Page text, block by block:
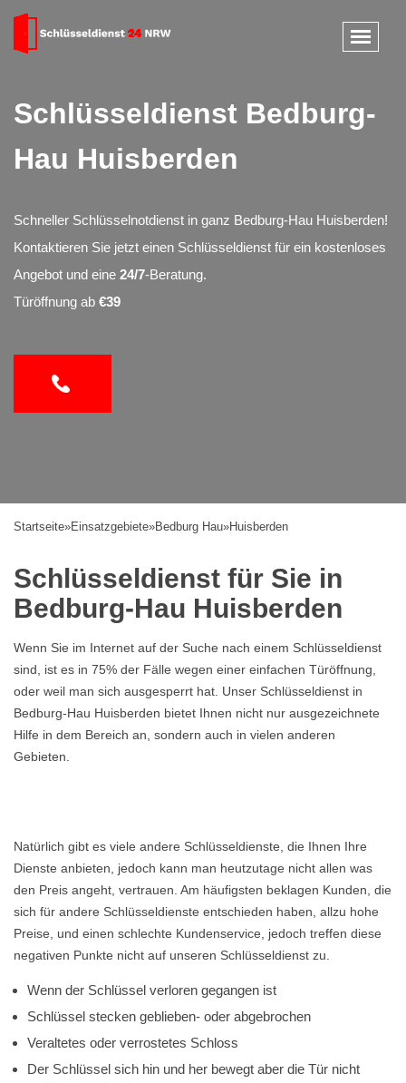
Schlüsseldienst Bedburg-
Hau Huisberden
Schneller Schlüsselnotdienst in ganz Bedburg-Hau Huisberden!
Kontaktieren Sie jetzt einen Schlüsseldienst für ein kostenloses
Angebot und eine 24/7-Beratung.
Türöffnung ab €39
Startseite»Einsatzgebiete»Bedburg Hau»Huisberden
Schlüsseldienst für Sie in
Bedburg-Hau Huisberden
Wenn Sie im Internet auf der Suche nach einem Schlüsseldienst
sind, ist es in 75% der Fälle wegen einer einfachen Türöffnung,
oder weil man sich ausgesperrt hat. Unser Schlüsseldienst in
Bedburg-Hau Huisberden bietet Ihnen nicht nur ausgezeichnete
Hilfe in dem Bereich an, sondern auch in vielen anderen
Gebieten.
Natürlich gibt es viele andere Schlüsseldienste, die Ihnen Ihre
Dienste anbieten, jedoch kann man heutzutage nicht allen was
den Preis angeht, vertrauen. Am häufigsten beklagen Kunden, die
sich für andere Schlüsseldienste entschieden haben, allzu hohe
Preise, und einen schlechte Kundenservice, jedoch treffen diese
negativen Punkte nicht auf unseren Schlüsseldienst zu.
Wenn der Schlüssel verloren gegangen ist
Schlüssel stecken geblieben- oder abgebrochen
Veraltetes oder verrostetes Schloss
Der Schlüssel sich hin und her bewegt aber die Tür nicht